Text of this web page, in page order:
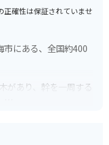
確性は保証されていませ
市にある、全国約400
があり、幹を一周する
きます。